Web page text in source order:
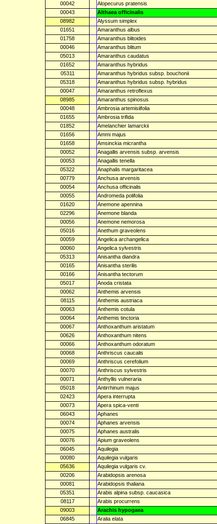
00042
Alopecurus pratensis
00043
Althaea officinalis
08982
Alyssum simplex
01651
Amaranthus albus
01758
Amaranthus blitoides
00046
Amaranthus blitum
05013
Amaranthus caudatus
01652
Amaranthus hybridus
05311
Amaranthus hybridus subsp. bouchonii
05318
Amaranthus hybridus subsp. hybridus
00047
Amaranthus retroflexus
08985
Amaranthus spinosus
00048
Ambrosia artemisiifolia
01655
Ambrosia trifida
01852
Amelanchier lamarckii
01656
Ammi majus
01658
Amsinckia micrantha
00052
Anagallis arvensis subsp. arvensis
00053
Anagallis tenella
05322
Anaphalis margaritacea
00779
Anchusa arvensis
00054
Anchusa officinalis
00055
Andromeda polifolia
01620
Anemone apennina
02296
Anemone blanda
00056
Anemone nemorosa
05016
Anethum graveolens
00059
Angelica archangelica
00060
Angelica sylvestris
05313
Anisantha diandra
00165
Anisantha sterilis
00166
Anisantha tectorum
05017
Anoda cristata
00062
Anthemis arvensis
08115
Anthemis austriaca
00063
Anthemis cotula
00064
Anthemis tinctoria
00067
Anthoxanthum aristatum
00626
Anthoxanthum nitens
00066
Anthoxanthum odoratum
00068
Anthriscus caucalis
00069
Anthriscus cerefolium
00070
Anthriscus sylvestris
00071
Anthyllis vulneraria
05018
Antirrhinum majus
02423
Apera interrupta
00073
Apera spica-venti
06043
Aphanes
00074
Aphanes arvensis
00075
Aphanes australis
00076
Apium graveolens
06045
Aquilegia
00080
Aquilegia vulgaris
05636
Aquilegia vulgaris cv.
00206
Arabidopsis arenosa
00081
Arabidopsis thaliana
05351
Arabis alpina subsp. caucasica
08117
Arabis procurrens
09003
Arachis hypogaea
06845
Aralia elata